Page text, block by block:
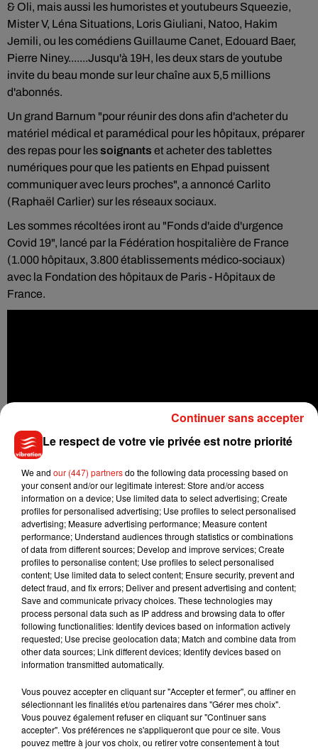
& Oli, mais aussi les humoristes et youtubeurs Squeezie,
Mister V, Léna Situations, Loris Giuliani, Natoo, Hakim
Jemili, ou les comédiens Guillaume Canet, Edouard Baer,
Pierre Niney.......Jusqu'à 19H, les deux stars de youtube
invite du beau monde sur leur chaîne aux 5,5 millions
d'abonnés.
Un grand Barnum "pour réunir des dons afin d'acheter du
matériel médical et paramédical pour les hôpitaux, préparer
des repas pour lessoignants et acheter des tablettes
numériques pour que les patients en Ehpad puissent
communiquer avec leurs proches", a annoncé Carlito
(Raphaël Carlier) sur les réseaux sociaux.
Les sommes récoltées iront au "Fonds d'aide d'urgence
Covid 19", lancé par la Fédération hospitalière de France
(1.000 hôpitaux, 3.800 établissements médico-sociaux)
avec la Fondation des hôpitaux de Paris - Hôpitaux de
France.
Musique
Madonna sort enfin le remix de « Love
Sensation » avec Kylie Minogue
Tayc et Didi B dévoilent le single le plus
Le respect de votre vie privée est notre priorité
We and our (447) partnersdo the following data processing based on
your consent and/or our legitimate interest: Store and/or access
information on a device; Use limited data to select advertising; Create
profiles for personalised advertising; Use profiles to select personalised
advertising; Measure advertising performance; Measure content
performance; Understand audiences through statistics or combinations
of data from different sources; Develop and improve services; Create
profiles to personalise content; Use profiles to select personalised
content; Use limited data to select content; Ensure security, prevent and
detect fraud, and fix errors; Deliver and present advertising and content;
Save and communicate privacy choices. These technologies may
process personal data such as IP address and browsing data to offer
following functionalities: Identify devices based on information actively
requested; Use precise geolocation data; Match and combine data from
other data sources; Link different devices; Identify devices based on
information transmitted automatically.
Vous pouvez accepter en cliquant sur "Accepter et fermer", ou affiner en
sélectionnant les finalités et/ou partenaires dans "Gérer mes choix".
Vous pouvez également refuser en cliquant sur "Continuer sans
accepter". Vos préférences ne s'appliqueront que pour ce site. Vous
pouvez mettre à jour vos choix, ou retirer votre consentement à tout
Continuer sans accepter